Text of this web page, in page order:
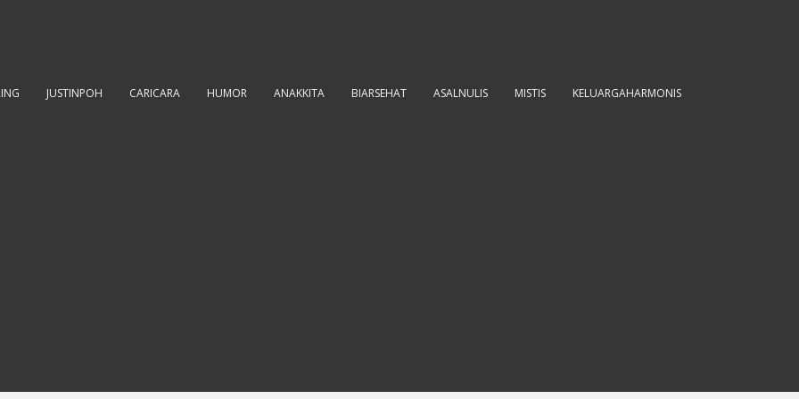
JUSTINPOH CARICARA HUMOR ANAKKITA BIARSEHAT ASALNULIS MISTIS KELUARGAHARMONIS